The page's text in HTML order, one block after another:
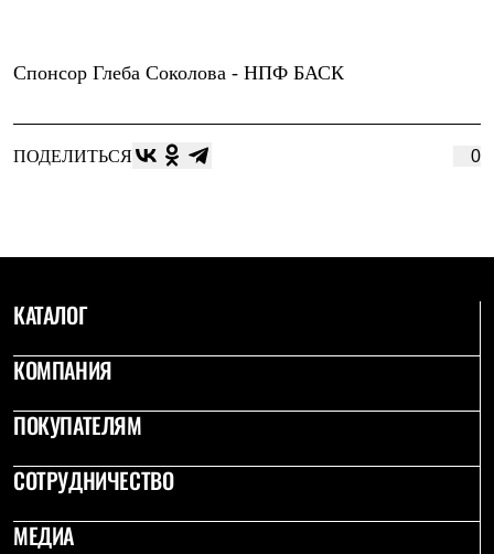
Брюки
Куртки
Брюки
Футболки
Толстовки
Софтшелл одежда
Флисовая одежда
Куртки
Жилеты
Комбинезоны
Комплект термобелья
Спонсор Глеба Соколова - НПФ БАСК
ПОДЕЛИТЬСЯ 0
КАТАЛОГ
КОМПАНИЯ
ПОКУПАТЕЛЯМ
СОТРУДНИЧЕСТВО
МЕДИА